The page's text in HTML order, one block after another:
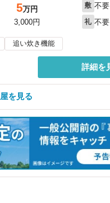
5万円
3,000円
敷 不要
礼 不要
追い炊き機能
詳細を
を見る